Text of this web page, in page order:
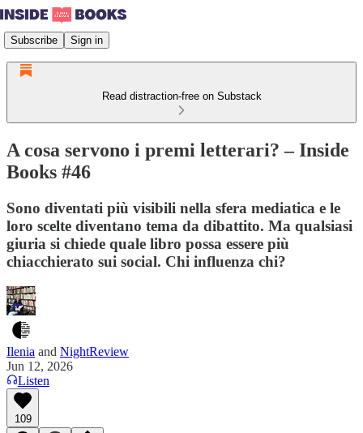
Subscribe Sign in
Read distraction-free on Substack
A cosa servono i premi letterari? – Inside
Books #46
Sono diventati più visibili nella sfera mediatica e le
loro scelte diventano tema da dibattito. Ma qualsiasi
giuria si chiede quale libro possa essere più
chiacchierato sui social. Chi influenza chi?
Ilenia and NightReview
Jun 12, 2026
Listen
109